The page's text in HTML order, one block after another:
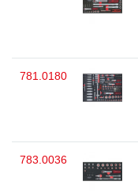
781.0180
783.0036